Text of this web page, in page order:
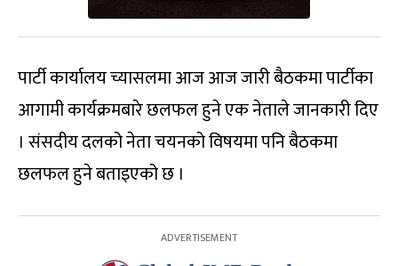
पार्टी कार्यालय च्यासलमा आज आज जारी बैठकमा पार्टीका
आगामी कार्यक्रमबारे छलफल हुने एक नेताले जानकारी दिए
। संसदीय दलको नेता चयनको विषयमा पनि बैठकमा
छलफल हुने बताइएको छ ।